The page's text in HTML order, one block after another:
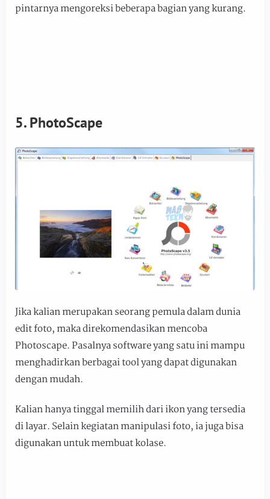
pintarnya mengoreksi beberapa bagian yang kurang.
5. PhotoScape
Jika kalian merupakan seorang pemula dalam dunia
edit foto, maka direkomendasikan mencoba
Photoscape. Pasalnya software yang satu ini mampu
menghadirkan berbagai tool yang dapat digunakan
dengan mudah.
Kalian hanya tinggal memilih dari ikon yang tersedia
di layar. Selain kegiatan manipulasi foto, ia juga bisa
digunakan untuk membuat kolase.